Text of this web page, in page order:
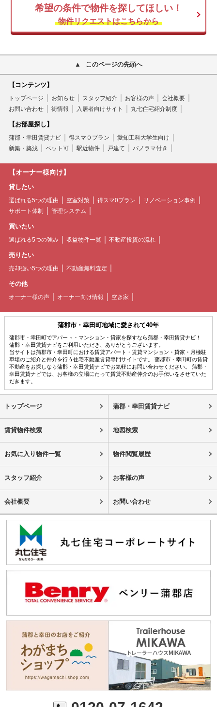
希望の条件で物件を探してほしい！
物件リクエストはこちらから
このページの先頭へ
【コンテンツ】
トップページ お知らせ スタッフ紹介 お客様の声
会社概要
お問い合わせ
街情報 入居者向けサイト 丸七住宅紹介制度
【お部屋探し】
蒲郡・幸田賃貸ナビ 得スマ０プラン
愛知工科大学生向け
新築・築浅
ペット可 駅近物件 戸建て パノラマ付き
【オーナー様向け】
貸したい
選ばれる5つの理由 空室対策 得スマ0プラン
リノベーション事例
サポート体制
管理システム
買いたい
選ばれる5つの強み 収益物件一覧 不動産投資の流れ
売りたい
売却強い5つの理由 不動産無料査定
その他
オーナー様の声 オーナー向け情報 空き家
蒲郡市・幸田町地域に愛されて40年
蒲郡市・幸田町でアパート・マンション・貸家を探すなら蒲郡・幸田賃貸ナビ！
蒲郡・幸田賃貸ナビをご利用いただき、ありがとうございます。
当サイトは蒲郡市・幸田町における賃貸アパート・賃貸マンション・貸家・月極駐
車場のご紹介と仲介を行う住宅不動産賃貸専門サイトです。 蒲郡市・幸田町の賃貸
不動産をお探しなら蒲郡・幸田賃貸ナビでお気軽にお問い合わせください。 蒲郡・
幸田賃貸ナビでは、お客様の立場にたって賃貸不動産仲介のお手伝いをさせていた
だきます。
トップページ 蒲郡・幸田賃貸ナビ
賃貸物件検索 地図検索
お気に入り物件一覧 物件閲覧履歴
スタッフ紹介 お客様の声
会社概要 お問い合わせ